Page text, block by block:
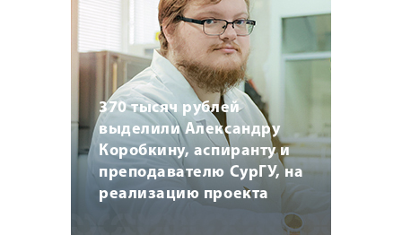
370 тысяч рублей
выделили Александру
Коробкину, аспиранту и
преподавателю СурГУ, на
реализацию проекта